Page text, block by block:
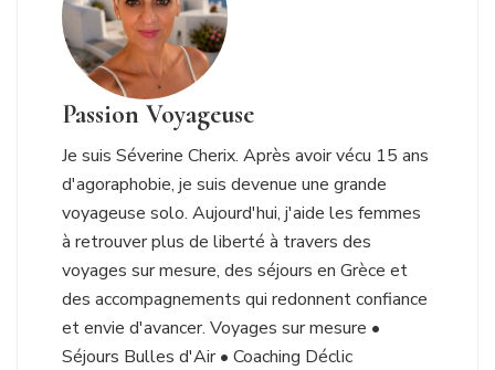
Passion Voyageuse
Je suis Séverine Cherix. Après avoir vécu 15 ans
d'agoraphobie, je suis devenue une grande
voyageuse solo. Aujourd'hui, j'aide les femmes
à retrouver plus de liberté à travers des
voyages sur mesure, des séjours en Grèce et
des accompagnements qui redonnent confiance
et envie d'avancer. Voyages sur mesure •
Séjours Bulles d'Air • Coaching Déclic